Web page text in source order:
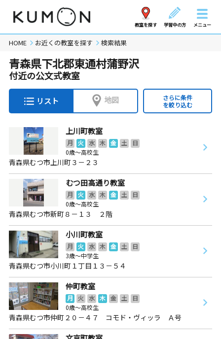
教室を探す 学習中の方 メニュー
HOME お近くの教室を探す 検索結果
青森県下北郡東通村蒲野沢
付近の公文式教室
リスト 地図
さらに条件
を絞り込む
上川町教室
月 火 水 木 金 土
日
0歳～高校生
青森県むつ市上川町３－２３
むつ田高通り教室
月 火 水 木 金 土
日
0歳～高校生
青森県むつ市新町８－１３ ２階
小川町教室
月 火 水 木 金 土
日
3歳～中学生
青森県むつ市小川町１丁目１３－５４
仲町教室
月 火 水 木 金 土
日
0歳～高校生
青森県むつ市仲町２０－４７ コモド・ヴィッラ Ａ号